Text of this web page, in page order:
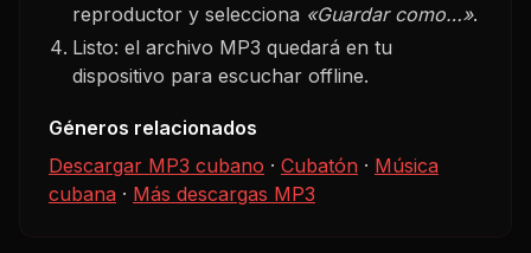
reproductor y selecciona «Guardar como…».
Listo: el archivo MP3 quedará en tu
dispositivo para escuchar offline.
Géneros relacionados
Descargar MP3 cubano · Cubatón · Música
cubana · Más descargas MP3